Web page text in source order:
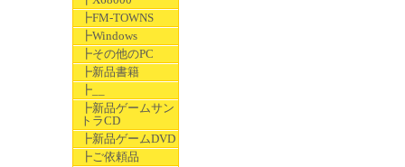
┣FM-TOWNS
┣Windows
┣その他のPC
┣新品書籍
┣__
┣新品ゲームサン
トラCD
┣新品ゲームDVD
┣ご依頼品